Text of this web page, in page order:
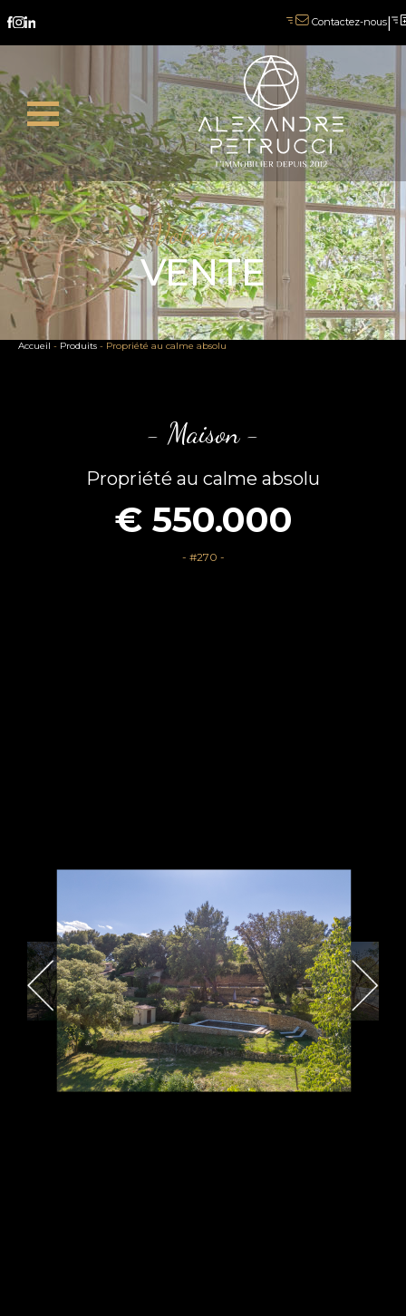
Contactez-nous
Votre bien
VENTE
Accueil - Produits - Propriété au calme absolu
- Maison -
Propriété au calme absolu
€ 550.000
- #270 -